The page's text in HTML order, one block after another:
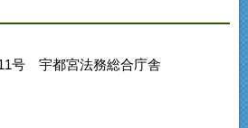
号 宇都宮法務総合庁舎